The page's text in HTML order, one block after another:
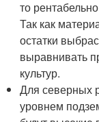
то
Так как
остатки
выравнивать
культур.
Для северных
уровнем